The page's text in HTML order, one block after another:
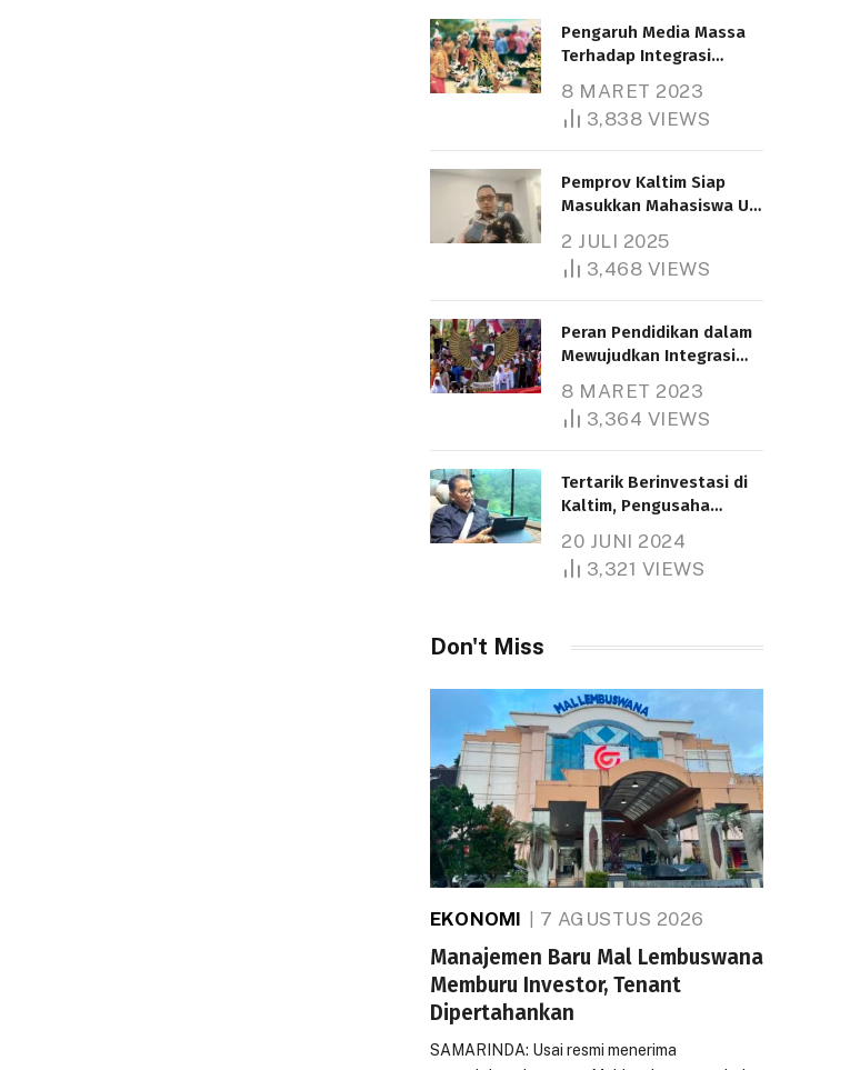
Pengaruh Media Massa
Terhadap Integrasi
8 MARET 2023
3,838 VIEWS
Pemprov Kaltim Siap
Masukkan Mahasiswa UT
Bantuan Pendidikan
Gratispol
2 JULI 2025
3,468 VIEWS
Peran Pendidikan dalam
Mewujudkan Integrasi
8 MARET 2023
3,364 VIEWS
Tertarik Berinvestasi di
Kaltim, Pengusaha
1.000 Hektare
20 JUNI 2024
3,321 VIEWS
Don't Miss
EKONOMI 7 AGUSTUS 2026
Manajemen Baru Mal Lembuswana
Memburu Investor, Tenant
Dipertahankan
SAMARINDA: Usai resmi menerima